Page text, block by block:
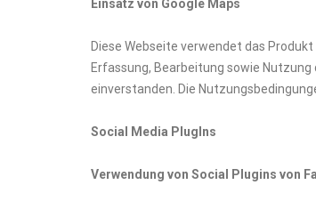
Einsatz von Google Maps
Diese Webseite verwendet das
Erfassung, Bearbeitung sowie
einverstanden. Die
Social Media PlugIns
Verwendung von Social Plugins von